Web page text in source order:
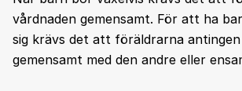
vårdnaden gemensamt. För att ha
sig krävs det att föräldrarna
gemensamt med den andre eller